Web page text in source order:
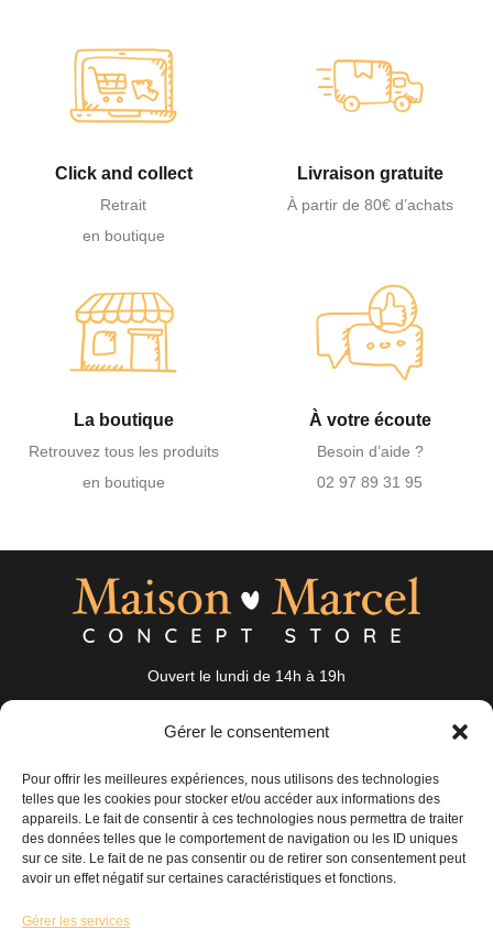
Gérer le consentement
Pour offrir les meilleures expériences, nous utilisons des technologies
telles que les cookies pour stocker et/ou accéder aux informations des
appareils. Le fait de consentir à ces technologies nous permettra de traiter
des données telles que le comportement de navigation ou les ID uniques
sur ce site. Le fait de ne pas consentir ou de retirer son consentement peut
avoir un effet négatif sur certaines caractéristiques et fonctions.
Gérer les services
Click and collect
Retrait
en boutique
Livraison gratuite
À partir de 80€ d’achats
La boutique
Retrouvez tous les produits
en boutique
À votre écoute
Besoin d’aide ?
02 97 89 31 95
Ouvert le lundi de 14h à 19h
19 Rue Auguste Nayel 56100 Lorient
bonjour@maisonmarcel-conceptstore.com
02 97 89 31 95
Maison Mode
Accessoires
Nos coups de cœur
Nouveautés